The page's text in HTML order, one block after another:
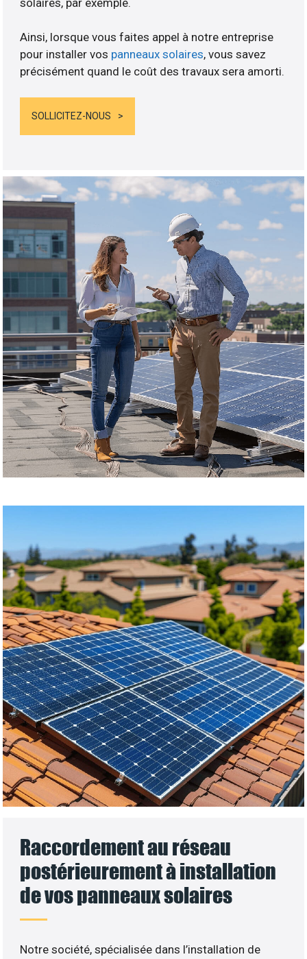
Ainsi, lorsque vous faites appel à notre entreprise
pour installer vos panneaux solaires, vous savez
précisément quand le coût des travaux sera amorti.
SOLLICITEZ-NOUS
Raccordement au réseau
postérieurement à installation
de vos panneaux solaires
Notre société, spécialisée dans l’installation de